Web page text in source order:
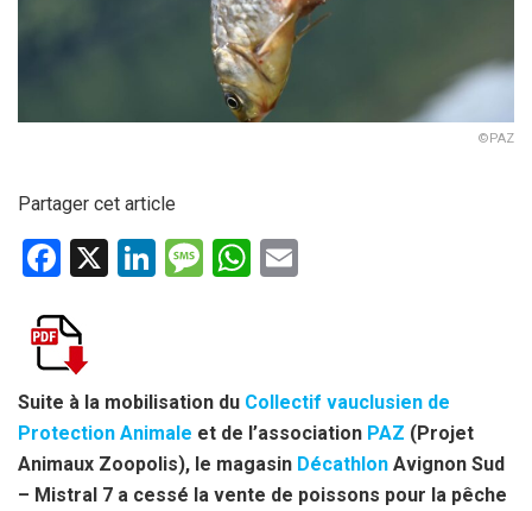
©PAZ
Partager cet article
F
ce
b
o
o
k
X
Li
n
M
g
e
W
A
p
p
Suite à la mobilisation du Collectif vauclusien de
Protection Animale et de l’association PAZ (Projet
Animaux Zoopolis), le magasin Décathlon Avignon Sud
– Mistral 7 a cessé la vente de poissons pour la pêche